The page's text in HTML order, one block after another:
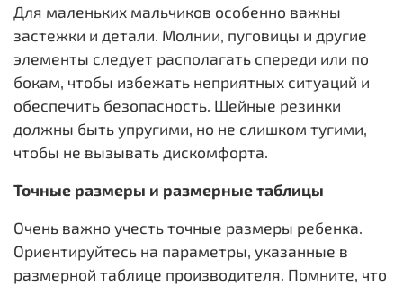
Для маленьких мальчиков особенно важны
застежки и детали. Молнии, пуговицы и другие
элементы следует располагать спереди или по
бокам, чтобы избежать неприятных ситуаций и
обеспечить безопасность. Шейные резинки
должны быть упругими, но не слишком тугими,
чтобы не вызывать дискомфорта.
Точные размеры и размерные таблицы
Очень важно учесть точные размеры ребенка.
Ориентируйтесь на параметры, указанные в
размерной таблице производителя. Помните, что